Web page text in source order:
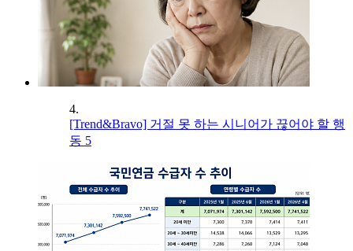
4.
[Trend&Bravo] 거절 못 하는 시니어가 끊어야 할 행
동 5